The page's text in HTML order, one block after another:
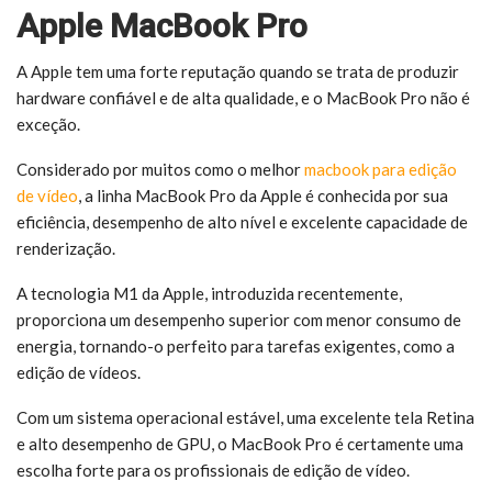
Apple MacBook Pro
A Apple tem uma forte reputação quando se trata de produzir
hardware confiável e de alta qualidade, e o MacBook Pro não é
exceção.
Considerado por muitos como o melhormacbook para edição
de vídeo, a linha MacBook Pro da Apple é conhecida por sua
eficiência, desempenho de alto nível e excelente capacidade de
renderização.
A tecnologia M1 da Apple, introduzida recentemente,
proporciona um desempenho superior com menor consumo de
energia, tornando-o perfeito para tarefas exigentes, como a
edição de vídeos.
Com um sistema operacional estável, uma excelente tela Retina
e alto desempenho de GPU, o MacBook Pro é certamente uma
escolha forte para os profissionais de edição de vídeo.